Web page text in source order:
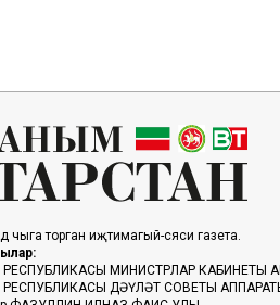
чыга торган иҗтимагый-сәяси газета.
РЕСПУБЛИКАСЫ МИНИСТРЛАР КАБИНЕТЫ
РЕСПУБЛИКАСЫ ДӘҮЛӘТ СОВЕТЫ